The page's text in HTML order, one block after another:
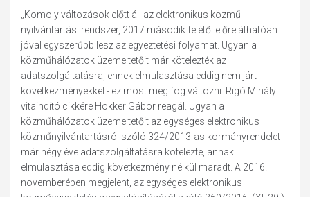
„Komoly változások előtt áll az elektronikus közmű-
nyilvántartási rendszer, 2017 második felétől előreláthatóan
jóval egyszerűbb lesz az egyeztetési folyamat. Ugyan a
közműhálózatok üzemeltetőit már kötelezték az
adatszolgáltatásra, ennek elmulasztása eddig nem járt
következményekkel - ez most meg fog változni. Rigó Mihály
vitaindító cikkére Hokker Gábor reagál. Ugyan a
közműhálózatok üzemeltetőit az egységes elektronikus
közműnyilvántartásról szóló 324/2013-as kormányrendelet
már négy éve adatszolgáltatásra kötelezte, annak
elmulasztása eddig következmény nélkül maradt. A 2016.
novemberében megjelent, az egységes elektronikus